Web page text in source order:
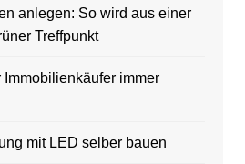
anlegen: So wird aus einer
Treffpunkt
immer
mit LED selber bauen